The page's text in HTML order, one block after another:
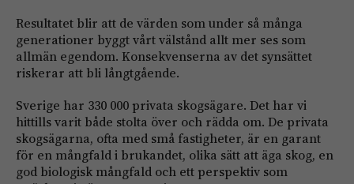
Resultatet blir att de värden som under så många
generationer byggt vårt välstånd allt mer ses som
allmän egendom. Konsekvenserna av det synsättet
riskerar att bli långtgående.
Sverige har 330 000 privata skogsägare. Det har vi
hittills varit både stolta över och rädda om. De privata
skogsägarna, ofta med små fastigheter, är en garant
för en mångfald i brukandet, olika sätt att äga skog, en
god biologisk mångfald och ett perspektiv som